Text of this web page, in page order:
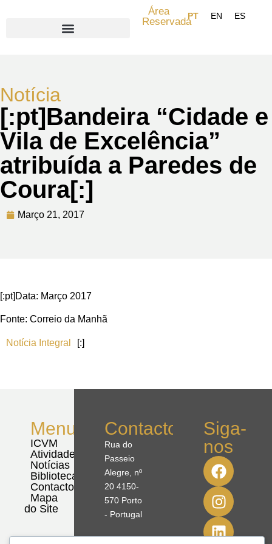
Área
Reservada
Notícia
[:pt]Bandeira “Cidade e
Vila de Excelência”
atribuída a Paredes de
Coura[:]
Março 21, 2017
[:pt]Data: Março 2017
Fonte: Correio da Manhã
Notícia Integral [:]
Menu
ICVM
Atividades
Notícias
Biblioteca
Contactos
Mapa
do Site
Contactos
Rua do
Passeio
Alegre, nº
20 4150-
570 Porto
- Portugal
Siga-
nos